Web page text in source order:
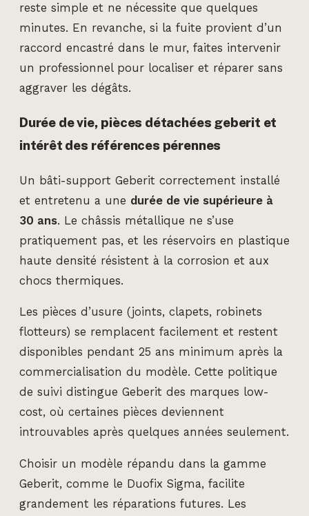
reste simple et ne nécessite que quelques
minutes. En revanche, si la fuite provient d’un
raccord encastré dans le mur, faites intervenir
un professionnel pour localiser et réparer sans
aggraver les dégâts.
Durée de vie, pièces détachées geberit et
intérêt des références pérennes
Un bâti-support Geberit correctement installé
et entretenu a une durée de vie supérieure à
30 ans. Le châssis métallique ne s’use
pratiquement pas, et les réservoirs en plastique
haute densité résistent à la corrosion et aux
chocs thermiques.
Les pièces d’usure (joints, clapets, robinets
flotteurs) se remplacent facilement et restent
disponibles pendant 25 ans minimum après la
commercialisation du modèle. Cette politique
de suivi distingue Geberit des marques low-
cost, où certaines pièces deviennent
introuvables après quelques années seulement.
Choisir un modèle répandu dans la gamme
Geberit, comme le Duofix Sigma, facilite
grandement les réparations futures. Les